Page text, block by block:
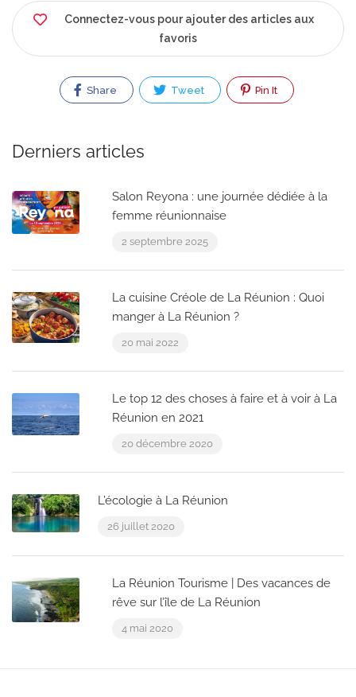
Connectez-vous pour ajouter des articles aux
favoris
Share Tweet Pin It
Derniers articles
Salon Reyona : une journée dédiée à la
femme réunionnaise
2 septembre 2025
La cuisine Créole de La Réunion : Quoi
manger à La Réunion ?
20 mai 2022
Le top 12 des choses à faire et à voir à La
Réunion en 2021
20 décembre 2020
L’écologie à La Réunion
26 juillet 2020
La Réunion Tourisme | Des vacances de
rêve sur l’île de La Réunion
4 mai 2020